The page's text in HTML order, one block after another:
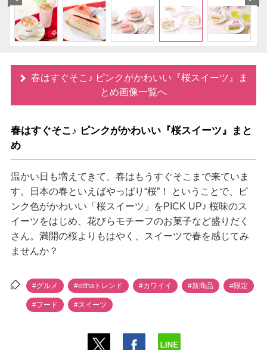
春はすぐそこ♪ ピンクがかわいい『桜スイーツ』ま
とめ画像一覧へ
春はすぐそこ♪ ピンクがかわいい『桜スイーツ』まと
め
温かい日も増えてきて、春はもうすぐそこまで来ていま
す。日本の春といえばやっぱり“桜”！ ということで、ピ
ンク色がかわいい「桜スイーツ」をPICK UP♪ 桜味のス
イーツをはじめ、花びらモチーフのお菓子など盛りだく
さん。満開の桜よりもはやく、スイーツで春を感じてみ
ませんか？
#グルメ #elthaトレンド #カワイイ #新商品 #限定
#フード #スイーツ